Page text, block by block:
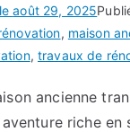
août 29, 2025
, maison
,travaux de
ancienne
riche en